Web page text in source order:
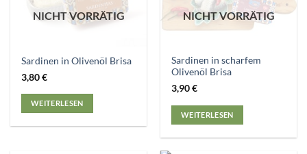
NICHT VORRÄTIG
Sardinen in Olivenöl Brisa
3,80€
WEITERLESEN
NICHT VORRÄTIG
Sardinen in scharfem
Olivenöl Brisa
3,90€
WEITERLESEN